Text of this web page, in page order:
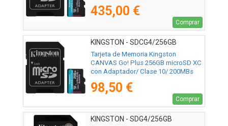
435,00 €
Comprar
KINGSTON - SDCG4/256GB
Tarjeta de Memoria Kingston
CANVAS Go! Plus 256GB microSD XC
con Adaptador/ Clase 10/ 200MBs
98,50 €
Comprar
KINGSTON - SDG4/256GB